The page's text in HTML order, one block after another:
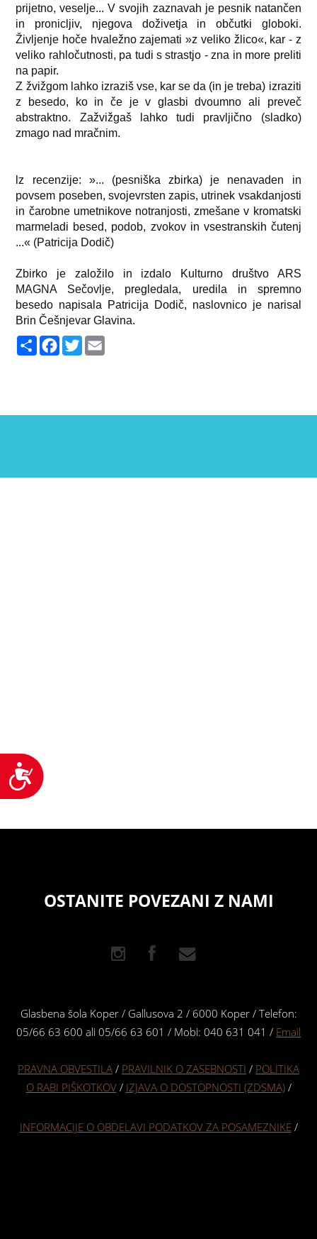
Dostopnost
prijetno, veselje... V svojih zaznavah je pesnik natančen
in pronicljiv, njegova doživetja in občutki globoki.
Življenje hoče hvaležno zajemati »z veliko žlico«, kar - z
veliko rahločutnosti, pa tudi s strastjo - zna in more preliti
na papir.
Z žvižgom lahko izraziš vse, kar se da (in je treba) izraziti
z besedo, ko in če je v glasbi dvoumno ali preveč
abstraktno. Zažvižgaš lahko tudi pravljično (sladko)
zmago nad mračnim.
lz recenzije: »... (pesniška zbirka) je nenavaden in
povsem poseben, svojevrsten zapis, utrinek vsakdanjosti
in čarobne umetnikove notranjosti, zmešane v kromatski
marmeladi besed, podob, zvokov in vsestranskih čutenj
...« (Patricija Dodič)
Zbirko je založilo in izdalo Kulturno društvo ARS
MAGNA Sečovlje, pregledala, uredila in spremno
besedo napisala Patricija Dodič, naslovnico je narisal
Brin Češnjevar Glavina.
S
h
F
a
T
w
E
m
OSTANITE POVEZANI Z NAMI
Glasbena šola Koper / Gallusova 2 / 6000 Koper / Telefon:
05/66 63 600 ali 05/66 63 601 / Mobi: 040 631 041 / Email
PRAVNA OBVESTILA / PRAVILNIK O ZASEBNOSTI / POLITIKA
O RABI PIŠKOTKOV/ IZJAVA O DOSTOPNOSTI (ZDSMA)/
INFORMACIJE O OBDELAVI PODATKOV ZA POSAMEZNIKE/